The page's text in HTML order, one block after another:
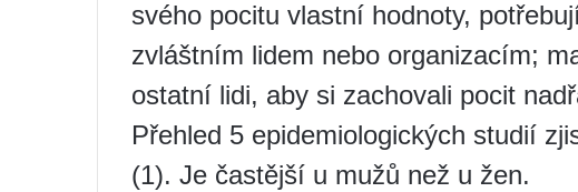
svého pocitu vlastní hodnoty,
zvláštním lidem nebo organizacím;
ostatní lidi, aby si zachovali pocit
Přehled 5 epidemiologických studií
(1). Je častější u mužů než u žen.